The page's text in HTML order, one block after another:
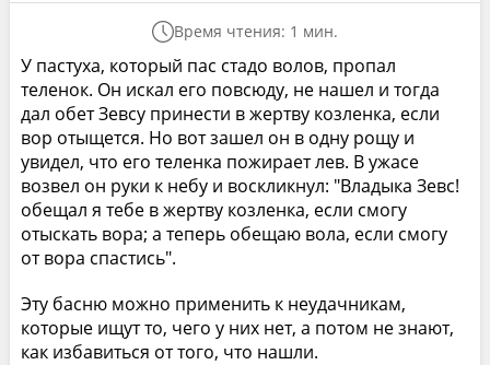
Время чтения: 1 мин.
У пастуха, который пас стадо волов, пропал
теленок. Он искал его повсюду, не нашел и тогда
дал обет Зевсу принести в жертву козленка, если
вор отыщется. Но вот зашел он в одну рощу и
увидел, что его теленка пожирает лев. В ужасе
возвел он руки к небу и воскликнул: "Владыка Зевс!
обещал я тебе в жертву козленка, если смогу
отыскать вора; а теперь обещаю вола, если смогу
от вора спастись".
Эту басню можно применить к неудачникам,
которые ищут то, чего у них нет, а потом не знают,
как избавиться от того, что нашли.